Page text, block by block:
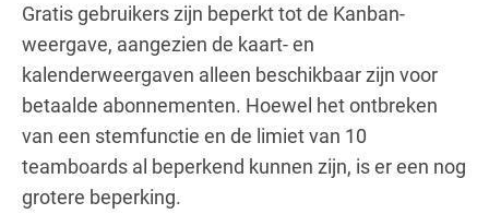
Gratis gebruikers zijn beperkt tot de Kanban-
weergave, aangezien de kaart- en
kalenderweergaven alleen beschikbaar zijn voor
betaalde abonnementen. Hoewel het ontbreken
van een stemfunctie en de limiet van 10
teamboards al beperkend kunnen zijn, is er een nog
grotere beperking.